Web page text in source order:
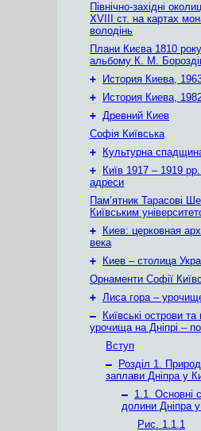
Північно-західні
XVIII ст. на картах
володінь
Плани Києва 1810
альбому К. М.
+
История Киева,
+
История Киева,
+ Древний Киев
Софія Київська
+
Культурна
+
Київ 1917 – 1919
адреси
Пам’ятник Тарасові
Київським
+
Киев: церковная
века
+
Киев – столица
Орнаменти Софії
+ Лиса гора –
–
Київські острови та
урочища на Дніпрі –
Вступ
–
Розділ 1.
заплави Дніпра у
– 1.1. Основні
долини Дніпра у
Рис. 1.1.1